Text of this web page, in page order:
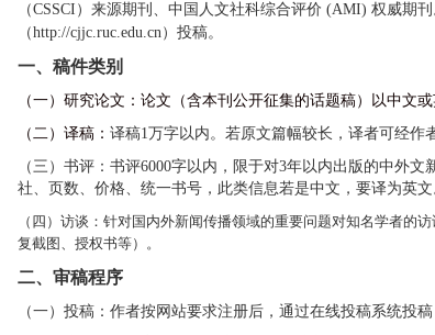
（CSSCI）来源期刊 、 中国人文社科综合评价 (AMI) 权威期
（http://cjjc.ruc.edu.cn）投稿。
一、稿件类别
（一）研究论文：论文（含本刊公开征集的话题稿）以中文或
（二）译稿： 译稿1万字以内。若原文篇幅较长，译者可经作
（三）书评：书评6000字以内，限于对3年以内出版的中外文
社、页数、价格、统一书号，此类信息若是中文，要译为英文
（四）访谈：针对国内外新闻传播领域的重要问题对知名学者的
复截图、授权书等）。
二、审稿程序
（一）投稿：作者按网站要求注册后，通过在线投稿系统投